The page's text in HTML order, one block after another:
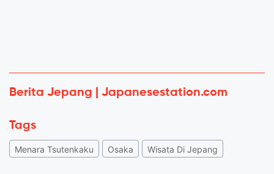
Berita Jepang | Japanesestation.com
Tags
Menara Tsutenkaku Osaka Wisata Di Jepang